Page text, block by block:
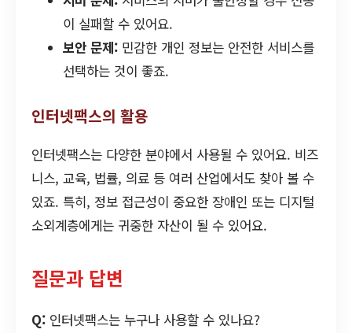
이 실패할 수 있어요.
보안 문제: 민감한 개인 정보는 안전한 서비스를
선택하는 것이 좋죠.
인터넷팩스의 활용
인터넷팩스는 다양한 분야에서 사용될 수 있어요. 비즈
니스, 교육, 법률, 의료 등 여러 산업에서도 찾아 볼 수
있죠. 특히, 정보 접근성이 중요한 장애인 또는 디지털
소외계층에게는 귀중한 자산이 될 수 있어요.
질문과 답변
Q: 인터넷팩스는 누구나 사용할 수 있나요?